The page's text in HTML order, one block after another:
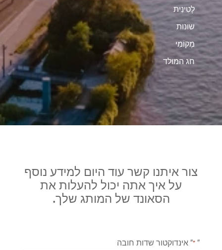
לָטִינִית
שונות
מְקוֹמִי
חג המולד
צור איתנו קשר עוד היום למידע נוסף
על איך אתה יכול להעלות את
הסאונד של המותג שלך.
"
*" אינדוקטור שדות חובה